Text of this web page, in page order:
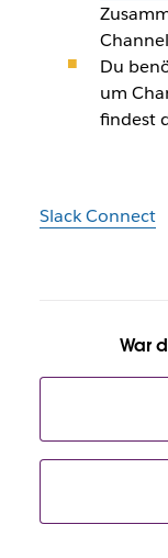
Du
um
findest
Slack Connect
War